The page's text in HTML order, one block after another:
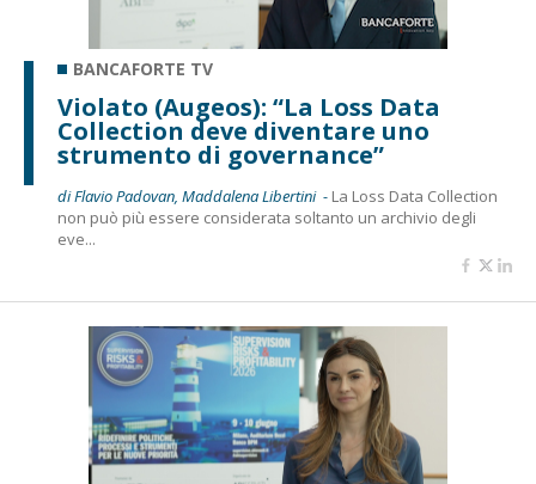
BANCAFORTE TV
Violato (Augeos): “La Loss Data
Collection deve diventare uno
strumento di governance”
di Flavio Padovan, Maddalena Libertini - La Loss Data Collection
non può più essere considerata soltanto un archivio degli
eve...